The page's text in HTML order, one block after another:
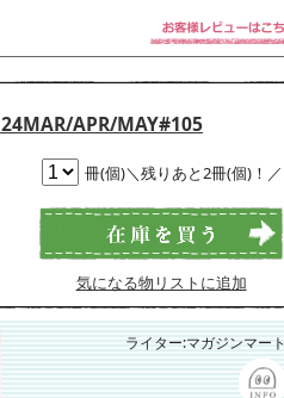
APR/MAY#105
冊(個)＼残りあと2冊(個)！／
気になる物リストに追加
ライター:マガジンマート